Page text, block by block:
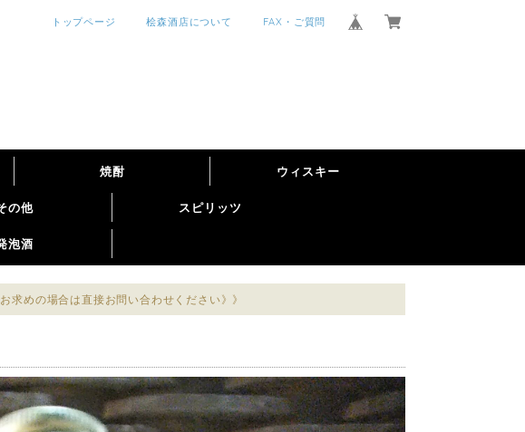
トップページ 桧森酒店について FAX・ご質問
焼酎 ウィスキー
の他 スピリッツ
泡酒
めの場合は直接お問い合わせください》》